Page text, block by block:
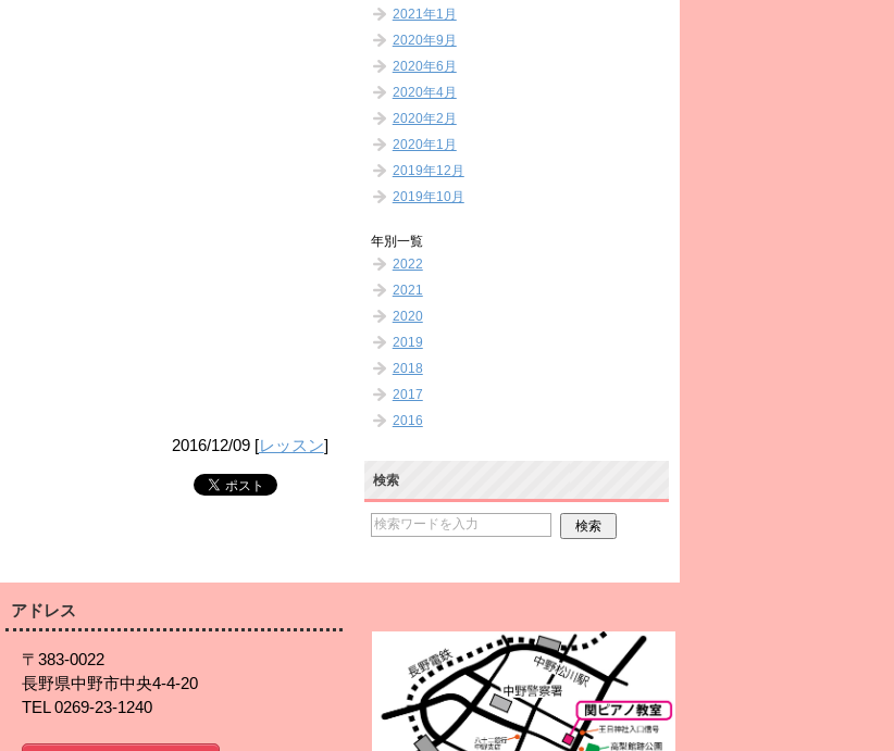
2016/12/09[レッスン]
2021年1月
2020年9月
2020年6月
2020年4月
2020年2月
2020年1月
2019年12月
2019年10月
年別一覧
2022
2021
2020
2019
2018
2017
2016
検索
アドレス
〒383-0022
長野県中野市中央4-4-20
TEL 0269-23-1240